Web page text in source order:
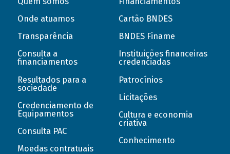
Onde atuamos
Transparência
Consulta a
financiamentos
Resultados para a
sociedade
Credenciamento de
Equipamentos
Consulta PAC
Moedas contratuais
Cartão BNDES
BNDES Finame
Instituições financeiras
credenciadas
Patrocínios
Licitações
Cultura e economia
criativa
Conhecimento